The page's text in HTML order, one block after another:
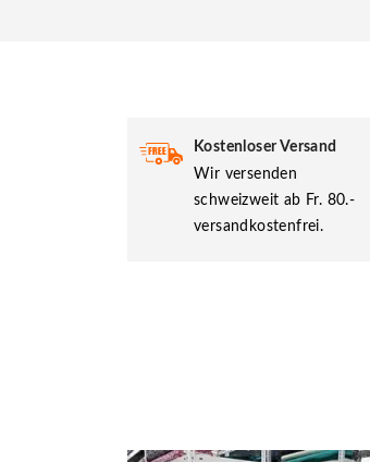
Kostenloser Versand
Wir versenden
schweizweit ab Fr. 80.-
versandkostenfrei.